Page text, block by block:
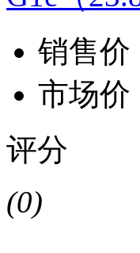
销售价
市场价
评分
(0)